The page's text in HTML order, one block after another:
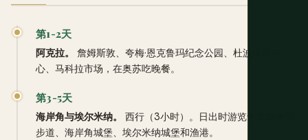
第1-2天
阿克拉。
詹姆斯敦、夸梅·恩克鲁玛纪念公园、杜波依斯中
心、马科拉市场，在奥苏吃晚餐。
第3-5天
海岸角与埃尔米纳。
西行（3小时）。日出时游览卡库姆树冠
步道、海岸角城堡、埃尔米纳城堡和渔港。